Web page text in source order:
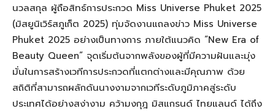
นวลสกุล ผู้ถือสิทธ์การประกวด Miss Universe Phuket 2025
(มิสยูนิเวิร์สภูเก็ต 2025) ทุ่มจัดงานแถลงข่าว Miss Universe
Phuket 2025 อย่างเป็นทางการ ภายใต้แนวคิด “New Era of
Beauty Queen” จุดเริ่มต้นจากพลังของผู้ที่มีความฝันและมุ่ง
มั่นในการสร้างเวทีการประกวดที่แตกต่างและมีคุณภาพ ด้วย
สถิติที่สามารถผลักดันนางงามจากเวทีระดับภูมิภาคสู่ระดับ
ประเทศได้อย่างสง่างาม คว้ามงกุฎ มิสแกรนด์ ไทยแลนด์ ได้ถึง